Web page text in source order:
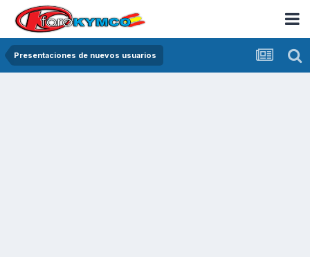
Presentaciones de nuevos usuarios